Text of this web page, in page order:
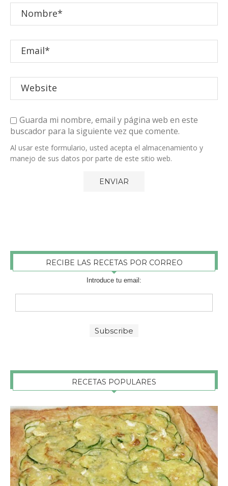
Guarda mi nombre, email y página web en este
buscador para la siguiente vez que comente.
Al usar este formulario, usted acepta el almacenamiento y
manejo de sus datos por parte de este sitio web.
RECIBE LAS RECETAS POR CORREO
Introduce tu email:
RECETAS POPULARES